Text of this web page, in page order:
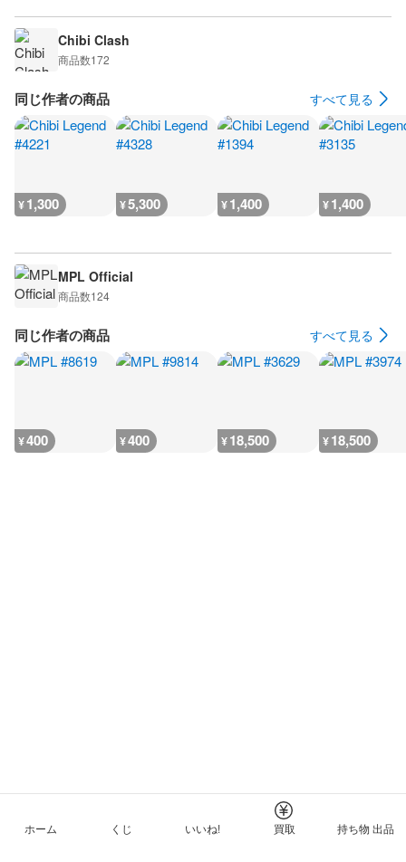
Chibi Clash
商品数172
同じ作者の商品 すべて見る
¥1,300 ¥5,300 ¥1,400 ¥1,400
MPL Official
商品数124
同じ作者の商品 すべて見る
¥400 ¥400 ¥18,500 ¥18,500
ホーム くじ いいね! 買取 持ち物 出品